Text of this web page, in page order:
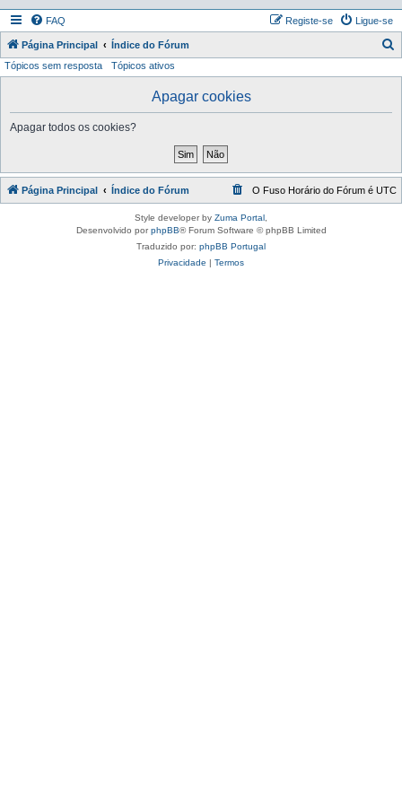
FAQ Ligue-se
Registe-se
Página Principal Índice do Fórum
s
a
Tópicos sem resposta Tópicos ativos
Apagar cookies
Apagar todos os cookies?
Página Principal Índice do Fórum O Fuso Horário do Fórum é UTC
Style developer by Zuma Portal
Desenvolvido porphpBB® Forum Software © phpBB Limited
Traduzido por: phpBB Portugal
Privacidade | Termos